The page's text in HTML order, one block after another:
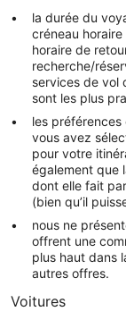
la durée du
créneau
horaire de
recherche/
services de vol
sont les plus
les
vous avez
pour votre
également que
dont elle fait
(bien qu’il
nous ne
offrent une
plus haut dans
autres offres.
Voitures